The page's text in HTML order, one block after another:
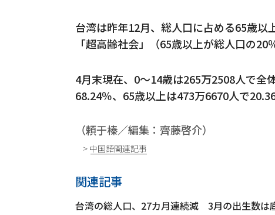
台湾は昨年12月、総人口に占める65歳以
「超高齢社会」（65歳以上が総人口の20
4月末現在、0～14歳は265万2508人で全
68.24％、65歳以上は473万6670人で20.36
（頼于榛／編集：齊藤啓介）
> 中国語関連記事
関連記事
台湾の総人口、27カ月連続減 3月の出生数は